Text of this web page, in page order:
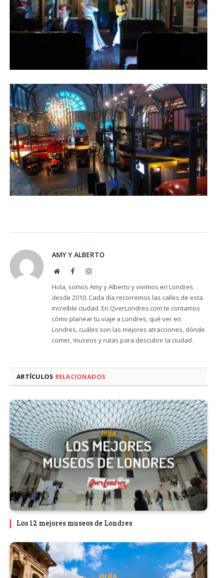
AMY Y ALBERTO
WebsiteFacebookInstagram
Hola, somos Amy y Alberto y vivimos en Londres
desde 2010. Cada día recorremos las calles de esta
increíble ciudad. En QverLondres.com te contamos
cómo planear tu viaje a Londres, qué ver en
Londres, cuáles son las mejores atracciones, dónde
comer, museos y rutas para descubrir la ciudad.
ARTÍCULOS RELACIONADOS
Los 12 mejores museos de Londres